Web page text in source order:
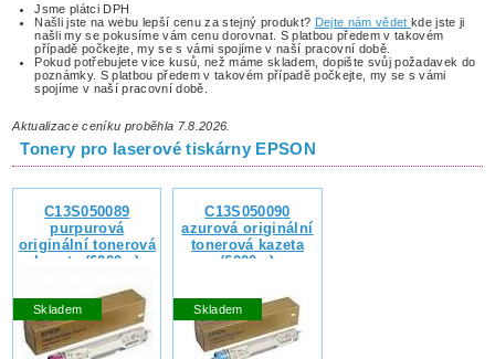
Jsme plátci DPH
Našli jste na webu lepší cenu za stejný produkt? Dejte nám vědetkde jste ji
našli my se pokusíme vám cenu dorovnat. S platbou předem v takovém
případě počkejte, my se s vámi spojíme v naší pracovní době.
Pokud potřebujete vice kusů, než máme skladem, dopište svůj požadavek do
poznámky. S platbou předem v takovém případě počkejte, my se s vámi
spojíme v naší pracovní době.
Aktualizace ceníku proběhla 7.8.2026.
Tonery pro laserové tiskárny EPSON
C13S050089
purpurová
originální tonerová
kazeta (6000s.)
Skladem
C13S050090
azurová originální
tonerová kazeta
(6000s.)
Skladem